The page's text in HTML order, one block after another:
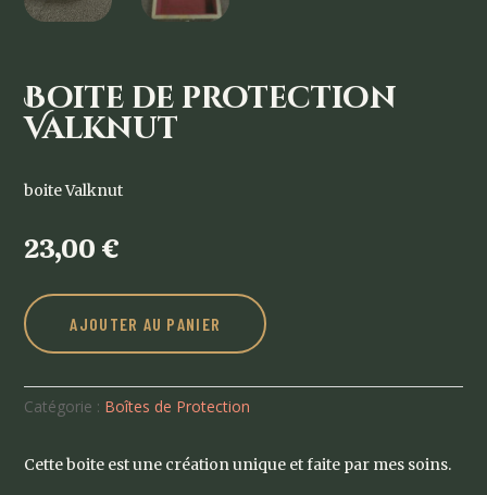
Boite de protection
Valknut
boite Valknut
23,00 €
AJOUTER AU PANIER
Catégorie : Boîtes de Protection
Cette boite est une création unique et faite par mes soins.